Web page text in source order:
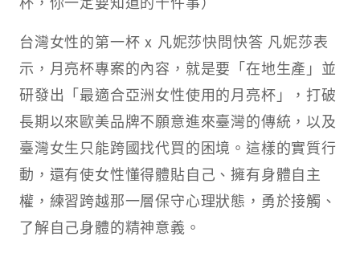
台灣女性的第一杯 x 凡妮莎快問快答 凡妮莎表
示，月亮杯專案的內容，就是要「在地生產」並
研發出「最適合亞洲女性使用的月亮杯」，打破
長期以來歐美品牌不願意進來臺灣的傳統，以及
臺灣女生只能跨國找代買的困境。這樣的實質行
動，還有使女性懂得體貼自己、擁有身體自主
權，練習跨越那一層保守心理狀態，勇於接觸、
了解自己身體的精神意義。